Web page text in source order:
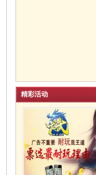
精彩活动